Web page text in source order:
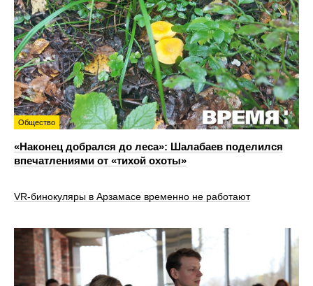
Общество
«Наконец добрался до леса»: Шалабаев поделился
впечатлениями от «тихой охоты»
VR‑бинокуляры в Арзамасе временно не работают